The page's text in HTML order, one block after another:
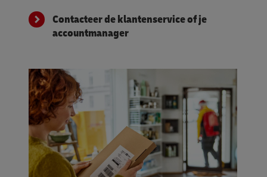
Contacteer de klantenservice of je
accountmanager